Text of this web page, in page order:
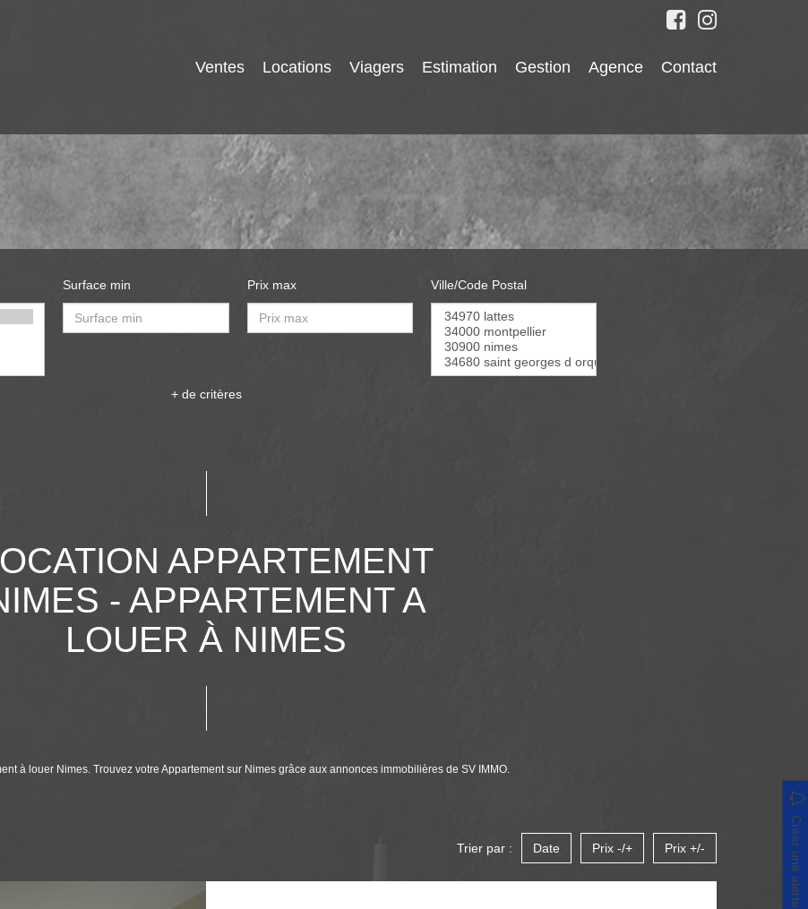
Ventes Locations Viagers Estimation Gestion Agence Contact
Surface min Prix max Ville/Code Postal
+ de critères
APPARTEMENT
- APPARTEMENT A
LOUER À NIMES
à louer Nimes. Trouvez votre Appartement sur Nimes grâce aux annonces immobilières de SV IMMO.
Créer une alerte
Trier par : Date Prix -/+ Prix +/-